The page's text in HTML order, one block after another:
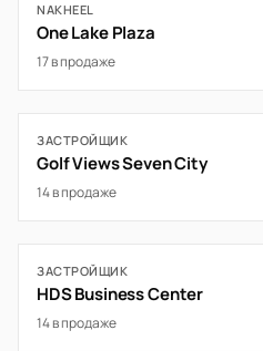
NAKHEEL
One Lake Plaza
17 в продаже
ЗАСТРОЙЩИК
Golf Views Seven City
14 в продаже
ЗАСТРОЙЩИК
HDS Business Center
14 в продаже